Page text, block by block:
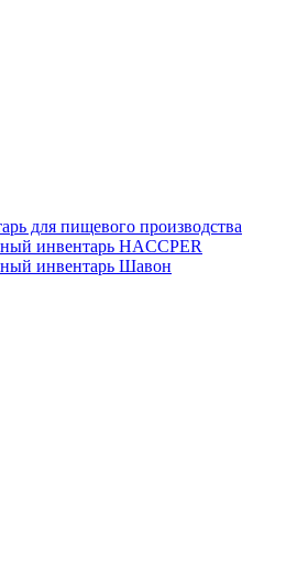
для пищевого производства
инвентарь HACCPER
инвентарь Шавон